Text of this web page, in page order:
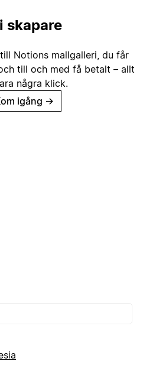
skapare
Notions mallgalleri, du får
till och med få betalt – allt
några klick.
igång →